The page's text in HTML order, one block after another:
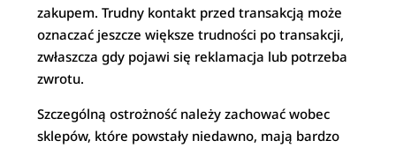
zakupem. Trudny kontakt przed transakcją może
oznaczać jeszcze większe trudności po transakcji,
zwłaszcza gdy pojawi się reklamacja lub potrzeba
zwrotu.
Szczególną ostrożność należy zachować wobec
sklepów, które powstały niedawno, mają bardzo